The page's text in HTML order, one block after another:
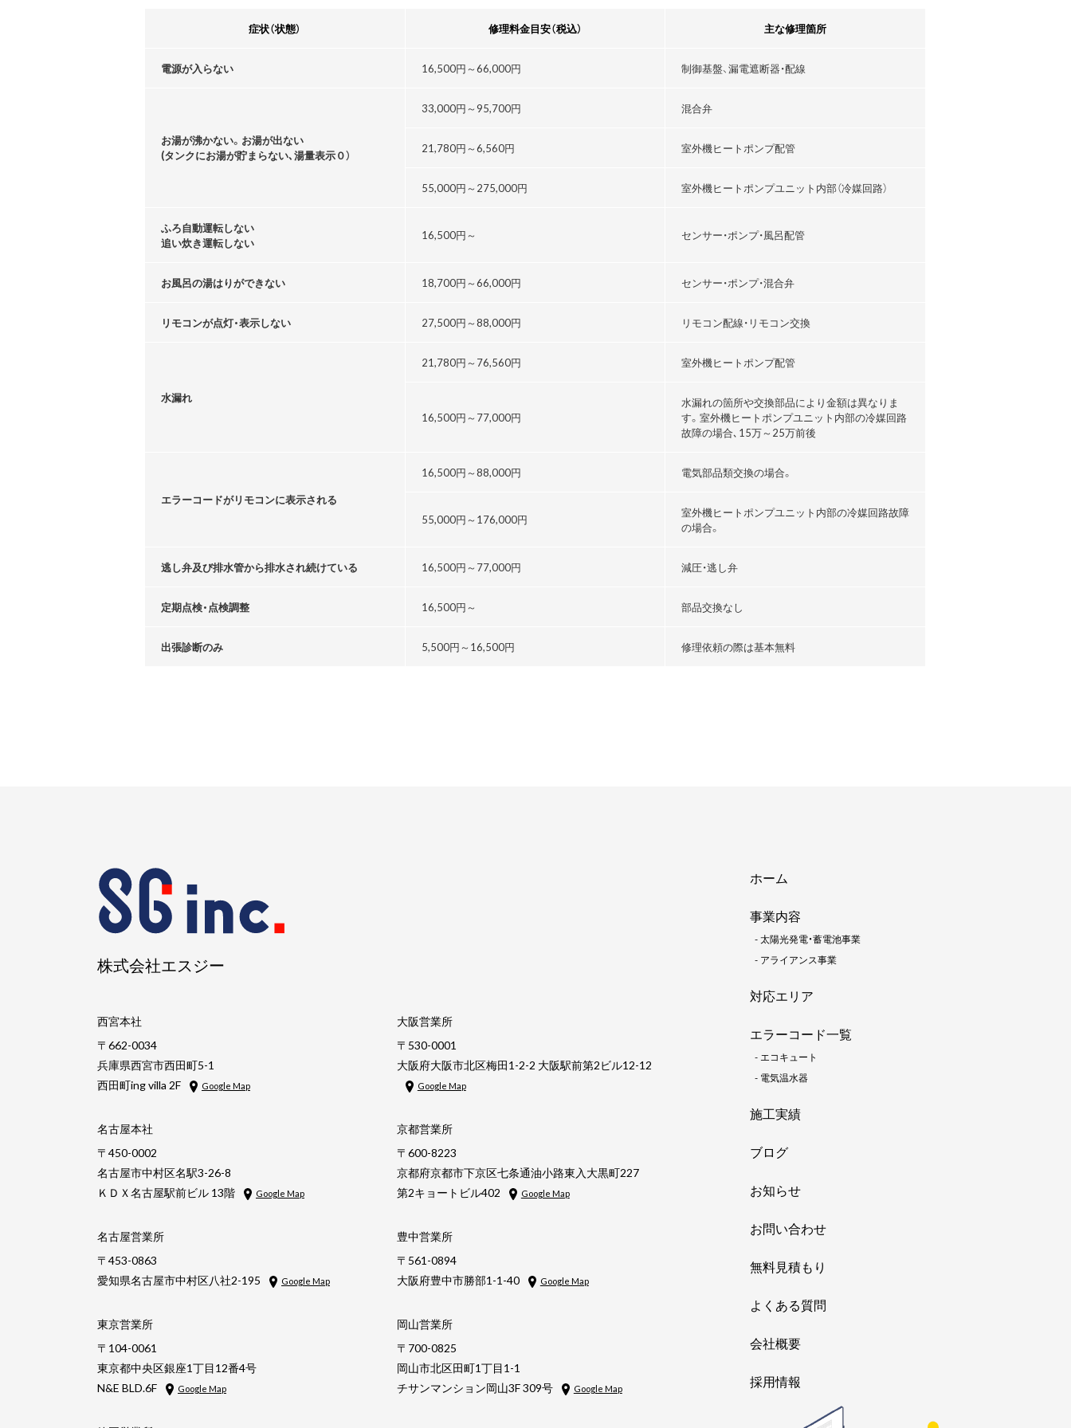
症状（状態） 修理料金目安（税込） 主な修理箇所
電源が入らない 16,500円～66,000円 制御基盤、漏電遮断器・配線
お湯が沸かない。お湯が出ない
(タンクにお湯が貯まらない､湯量表示０）
33,000円～95,700円 混合弁
21,780円～6,560円 室外機ヒートポンプ配管
55,000円～ 275,000円 室外機ヒートポンプユニット内部（冷媒回路）
ふろ自動運転しない
追い炊き運転しない
16,500円～ センサー・ポンプ・風呂配管
お風呂の湯はりができない 18,700円～66,000円 センサー・ポンプ・混合弁
リモコンが点灯・表示しない 27,500円～88,000円 リモコン配線・リモコン交換
水漏れ
21,780円～76,560円 室外機ヒートポンプ配管
16,500円～ 77,000円
水漏れの箇所や交換部品により金額は異なりま
す。室外機ヒートポンプユニット内部の冷媒回路
故障の場合､15万～25万前後
エラーコードがリモコンに表示される
16,500円～88,000円 電気部品類交換の場合。
55,000円～176,000円
室外機ヒートポンプユニット内部の冷媒回路故障
の場合。
逃し弁及び排水管から排水され続けている 16,500円～ 77,000円 減圧・逃し弁
定期点検・点検調整 16,500円～ 部品交換なし
出張診断のみ 5,500円～ 16,500円 修理依頼の際は基本無料
ホーム
事業内容
-太陽光発電・蓄電池事業
- アライアンス事業
対応エリア
エラーコード一覧
-エコキュート
- 電気温水器
施工実績
ブログ
お知らせ
お問い合わせ
無料見積もり
よくある質問
会社概要
採用情報
株式会社エスジー
西宮本社
〒662-0034
兵庫県西宮市西田町5-1
西田町ing villa 2F
Google Map
名古屋本社
〒450-0002
名古屋市中村区名駅3-26-8
ＫＤＸ名古屋駅前ビル 13階
Google Map
名古屋営業所
〒453-0863
愛知県名古屋市中村区八社2-195
Google Map
東京営業所
〒104-0061
東京都中央区銀座1丁目12番4号
N&E BLD.6F
Google Map
大阪営業所
〒530-0001
大阪府大阪市北区梅田1-2-2 大阪駅前第2ビル12-12
Google Map
京都営業所
〒600-8223
京都府京都市下京区七条通油小路東入大黒町227
第2キョートビル402
Google Map
豊中営業所
〒561-0894
大阪府豊中市勝部1-1-40
Google Map
岡山営業所
〒700-0825
岡山市北区田町1丁目1-1
チサンマンション岡山3F 309号
Google Map